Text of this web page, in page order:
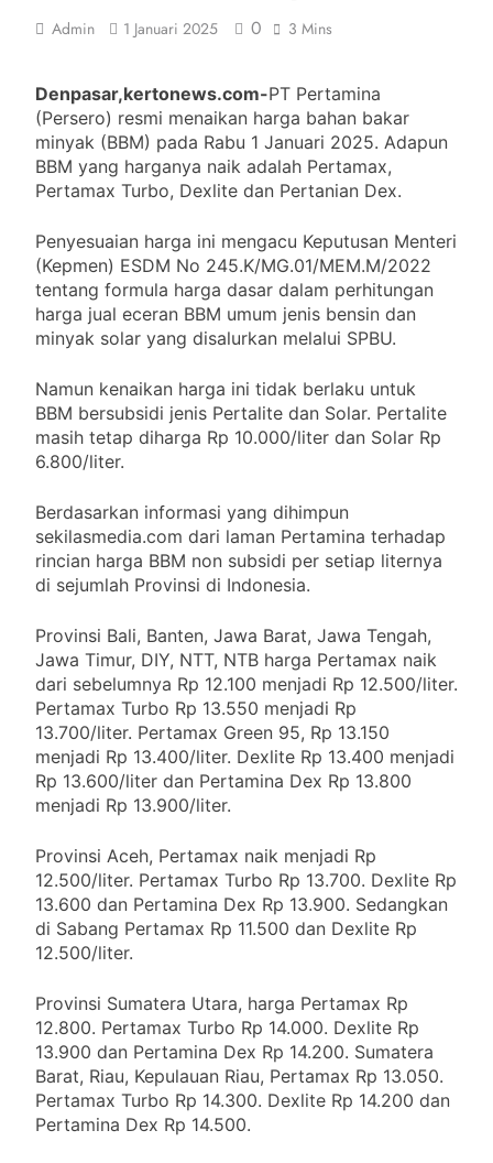
Admin 1 Januari 2025 0 3 Mins
Denpasar,kertonews.com-PT Pertamina
(Persero) resmi menaikan harga bahan bakar
minyak (BBM) pada Rabu 1 Januari 2025. Adapun
BBM yang harganya naik adalah Pertamax,
Pertamax Turbo, Dexlite dan Pertanian Dex.
Penyesuaian harga ini mengacu Keputusan Menteri
(Kepmen) ESDM No 245.K/MG.01/MEM.M/2022
tentang formula harga dasar dalam perhitungan
harga jual eceran BBM umum jenis bensin dan
minyak solar yang disalurkan melalui SPBU.
Namun kenaikan harga ini tidak berlaku untuk
BBM bersubsidi jenis Pertalite dan Solar. Pertalite
masih tetap diharga Rp 10.000/liter dan Solar Rp
6.800/liter.
Berdasarkan informasi yang dihimpun
sekilasmedia.com dari laman Pertamina terhadap
rincian harga BBM non subsidi per setiap liternya
di sejumlah Provinsi di Indonesia.
Provinsi Bali, Banten, Jawa Barat, Jawa Tengah,
Jawa Timur, DIY, NTT, NTB harga Pertamax naik
dari sebelumnya Rp 12.100 menjadi Rp 12.500/liter.
Pertamax Turbo Rp 13.550 menjadi Rp
13.700/liter. Pertamax Green 95, Rp 13.150
menjadi Rp 13.400/liter. Dexlite Rp 13.400 menjadi
Rp 13.600/liter dan Pertamina Dex Rp 13.800
menjadi Rp 13.900/liter.
Provinsi Aceh, Pertamax naik menjadi Rp
12.500/liter. Pertamax Turbo Rp 13.700. Dexlite Rp
13.600 dan Pertamina Dex Rp 13.900. Sedangkan
di Sabang Pertamax Rp 11.500 dan Dexlite Rp
12.500/liter.
Provinsi Sumatera Utara, harga Pertamax Rp
12.800. Pertamax Turbo Rp 14.000. Dexlite Rp
13.900 dan Pertamina Dex Rp 14.200. Sumatera
Barat, Riau, Kepulauan Riau, Pertamax Rp 13.050.
Pertamax Turbo Rp 14.300. Dexlite Rp 14.200 dan
Pertamina Dex Rp 14.500.